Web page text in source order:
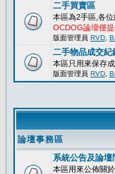
二手買賣區
本區為2手區,各
OCDOG論壇僅
版面管理員 RVD
二手物品成交紀
本區只用來保存
版面管理員 RVD
論壇事務區
系統公告及論壇
本區用來公佈關